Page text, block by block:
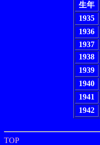
生年
1935
1936
1937
1938
1939
1940
1941
1942
TOP